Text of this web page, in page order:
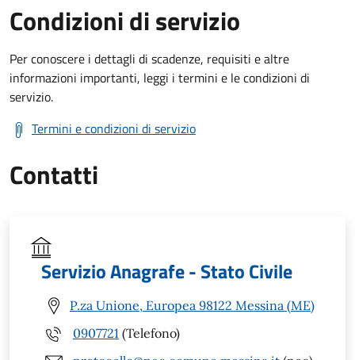
Condizioni di servizio
Per conoscere i dettagli di scadenze, requisiti e altre
informazioni importanti, leggi i termini e le condizioni di
servizio.
Termini e condizioni di servizio
Contatti
Servizio Anagrafe - Stato Civile
P.za Unione, Europea 98122 Messina (ME)
0907721 (Telefono)